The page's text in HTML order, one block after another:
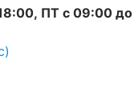
ПТ с 09:00 до